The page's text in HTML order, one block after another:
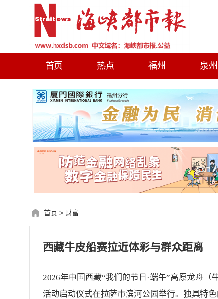
首页 热点 福州 泉州
首页 > 财富
西藏牛皮船赛拉近体彩与群众距离
2026年中国西藏“我们的节日·端午”高原龙舟（
活动启动仪式在拉萨市滨河公园举行。独具特